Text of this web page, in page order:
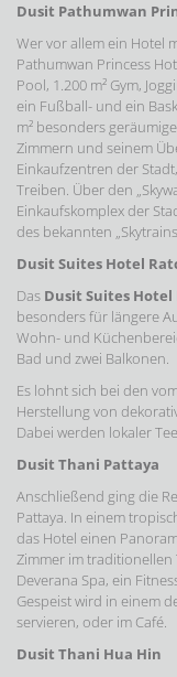
Dusit Pathumwan
Wer vor allem ein Hotel
Pathumwan Princess
Pool, 1.200 m² Gym,
ein Fußball- und ein
m² besonders
Zimmern und seinem
Einkaufzentren der
Treiben. Über den
Einkaufskomplex der
des bekannten
Dusit Suites Hotel
Das Dusit Suites
besonders für längere
Wohn- und
Bad und zwei Balkonen.
Es lohnt sich bei den
Herstellung von
Dabei werden lokaler
Dusit Thani Pattaya
Anschließend ging die
Pattaya. In einem
das Hotel einen
Zimmer im traditionellen
Deverana Spa, ein
Gespeist wird in einem
servieren, oder im Café.
Dusit Thani Hua Hin